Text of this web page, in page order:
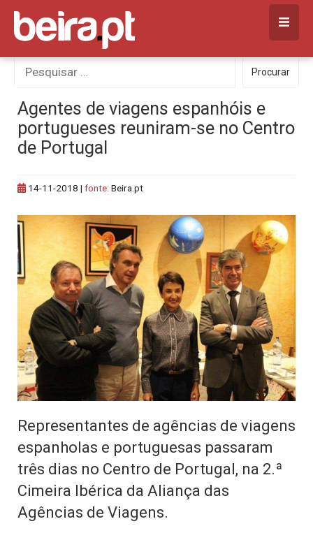
Skip
content
Procurar
por:
Procurar
Agentes de viagens espanhóis e
portugueses reuniram-se no Centro
de Portugal
14-11-2018 | fonte: Beira.pt
Representantes de agências de viagens
espanholas e portuguesas passaram
três dias no Centro de Portugal, na 2.ª
Cimeira Ibérica da Aliança das
Agências de Viagens.